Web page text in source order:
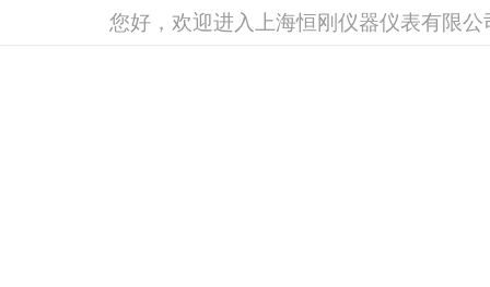
您好，欢迎进入上海恒刚仪器仪表有限公